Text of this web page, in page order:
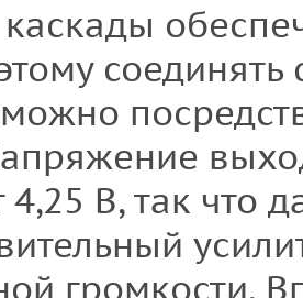
4,25 В, так что
громкости.